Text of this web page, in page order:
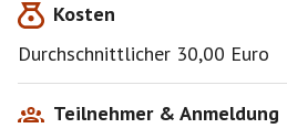
Kosten
Durchschnittlicher 30,00 Euro
Teilnehmer & Anmeldung